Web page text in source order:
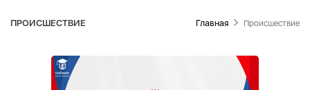
ПРОИСШЕСТВИЕ Главная Происшествие